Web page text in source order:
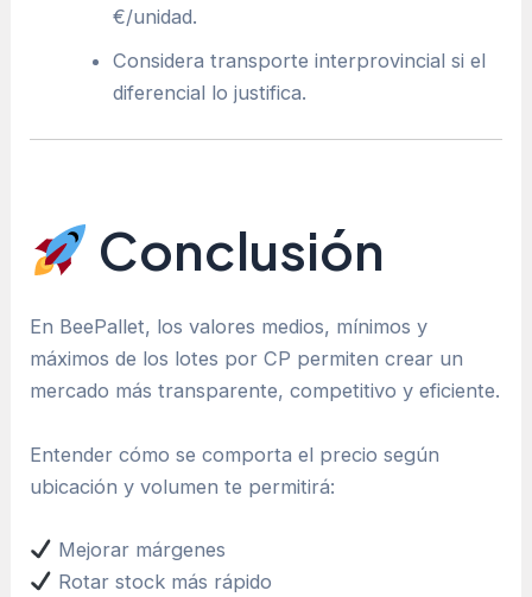
€/unidad.
Considera transporte interprovincial si el
diferencial lo justifica.
Conclusión
En BeePallet, los valores medios, mínimos y
máximos de los lotes por CP permiten crear un
mercado más transparente, competitivo y eficiente.
Entender cómo se comporta el precio según
ubicación y volumen te permitirá:
Mejorar márgenes
Rotar stock más rápido